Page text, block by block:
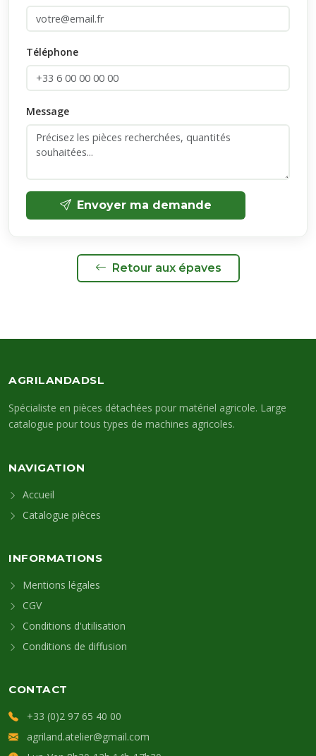
Téléphone
Message
Envoyer ma demande
Retour aux épaves
AGRILANDADSL
Spécialiste en pièces détachées pour matériel agricole. Large
catalogue pour tous types de machines agricoles.
NAVIGATION
Accueil
Catalogue pièces
INFORMATIONS
Mentions légales
CGV
Conditions d'utilisation
Conditions de diffusion
CONTACT
+33 (0)2 97 65 40 00
agriland.atelier@gmail.com